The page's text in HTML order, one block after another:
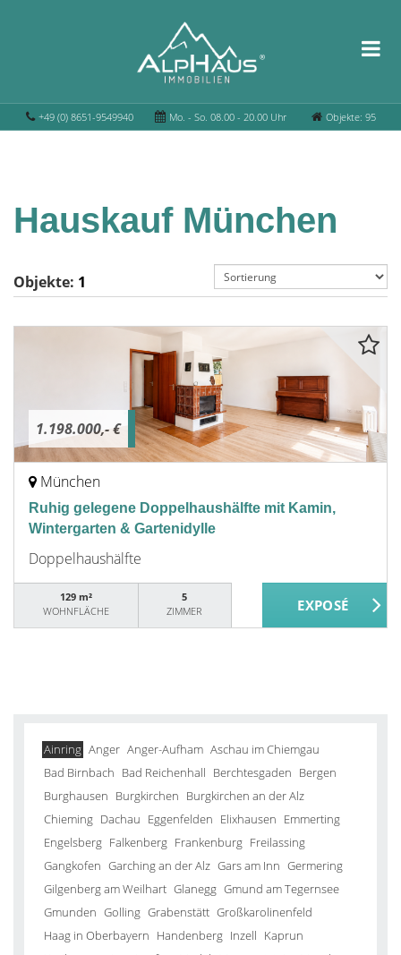
+49 (0) 8651-9549940 Mo. - So. 08.00 - 20.00 Uhr Objekte: 95
Hauskauf München
Objekte: 1
1.198.000,- €
München
Ruhig gelegene Doppelhaushälfte mit Kamin,
Wintergarten & Gartenidylle
Doppelhaushälfte
129 m²
WOHNFLÄCHE
5
ZIMMER
Ainring Anger Anger-Aufham Aschau im Chiemgau
Bad Birnbach Bad Reichenhall Berchtesgaden Bergen
Burghausen Burgkirchen Burgkirchen an der Alz
Chieming Dachau Eggenfelden Elixhausen Emmerting
Engelsberg Falkenberg Frankenburg Freilassing
Gangkofen Garching an der Alz Gars am Inn Germering
Gilgenberg am Weilhart Glanegg Gmund am Tegernsee
Gmunden Golling Grabenstätt Großkarolinenfeld
Haag in Oberbayern Handenberg Inzell Kaprun